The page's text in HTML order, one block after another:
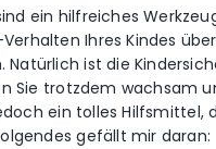
ein hilfreiches
Ihres Kindes
Natürlich ist die
Sie trotzdem wachsam
ein tolles Hilfsmittel,
gefällt mir daran: